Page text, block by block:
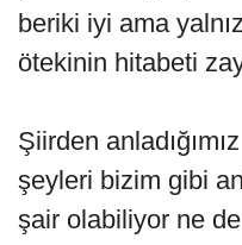
beriki iyi ama
ötekinin hitabeti
Şiirden
şeyleri bizim gibi
şair olabiliyor ne de